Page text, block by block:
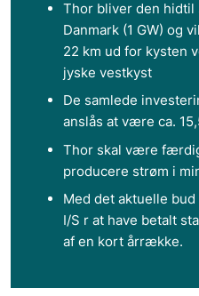
Thor bliver den hidtil
Danmark (1 GW) og
22 km ud for kysten
jyske vestkyst
De samlede
anslås at være ca.
Thor skal være
producere strøm i
Med det aktuelle
I/S r at have betalt
af en kort årrække.